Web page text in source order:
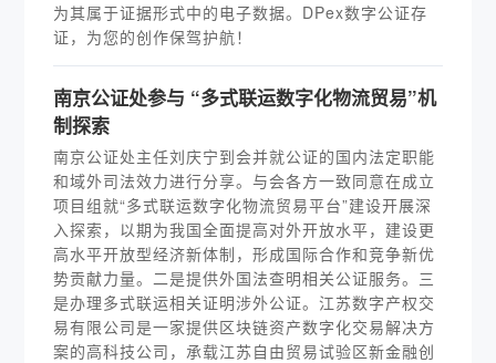
为其属于证据形式中的电子数据。DPex数字公证存
证，为您的创作保驾护航！
南京公证处参与 “多式联运数字化物流贸易”机
制探索
南京公证处主任刘庆宁到会并就公证的国内法定职能
和域外司法效力进行分享。与会各方一致同意在成立
项目组就“多式联运数字化物流贸易平台”建设开展深
入探索，以期为我国全面提高对外开放水平，建设更
高水平开放型经济新体制，形成国际合作和竞争新优
势贡献力量。二是提供外国法查明相关公证服务。三
是办理多式联运相关证明涉外公证。江苏数字产权交
易有限公司是一家提供区块链资产数字化交易解决方
案的高科技公司，承载江苏自由贸易试验区新金融创